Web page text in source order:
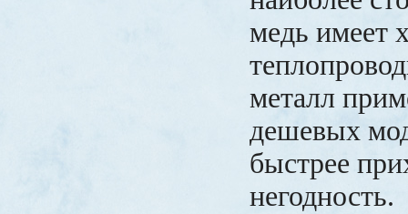
медь имеет
металл
дешевых
быстрее
негодность.